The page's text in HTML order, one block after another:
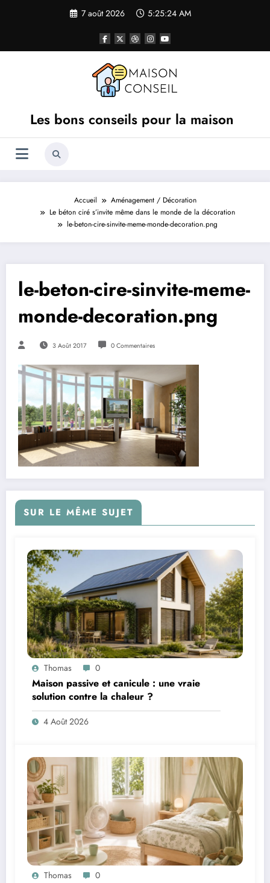
7 août 2026 5:25:24 AM
Les bons conseils pour la maison
Accueil
Aménagement / Décoration
Le béton ciré s’invite même dans le monde de la décoration
le-beton-cire-sinvite-meme-monde-decoration.png
le-beton-cire-sinvite-meme-
monde-decoration.png
3 Août 2017 0 Commentaires
SUR LE MÊME SUJET
Thomas 0
Maison passive et canicule : une vraie
solution contre la chaleur ?
4 Août 2026
Thomas 0